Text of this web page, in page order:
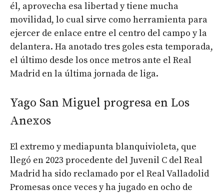
él, aprovecha esa libertad y tiene mucha
movilidad, lo cual sirve como herramienta para
ejercer de enlace entre el centro del campo y la
delantera. Ha anotado tres goles esta temporada,
el último desde los once metros ante el Real
Madrid en la última jornada de liga.
Yago San Miguel progresa en Los
Anexos
El extremo y mediapunta blanquivioleta, que
llegó en 2023 procedente del Juvenil C del Real
Madrid ha sido reclamado por el Real Valladolid
Promesas once veces y ha jugado en ocho de